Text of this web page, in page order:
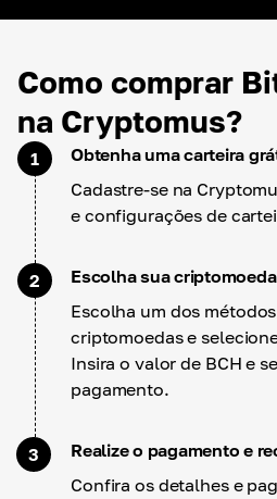
Como comprar
na Cryptomus?
1
Obtenha uma carteira
Cadastre-se na
e configurações de
2
Escolha sua criptomoeda
Escolha um dos
criptomoedas e
Insira o valor de BCH e
pagamento.
3
Realize o pagamento e
Confira os detalhes e